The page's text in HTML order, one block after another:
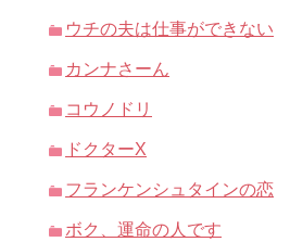
ウチの夫は仕事ができない
カンナさーん
コウノドリ
ドクターX
フランケンシュタインの恋
ボク、運命の人です